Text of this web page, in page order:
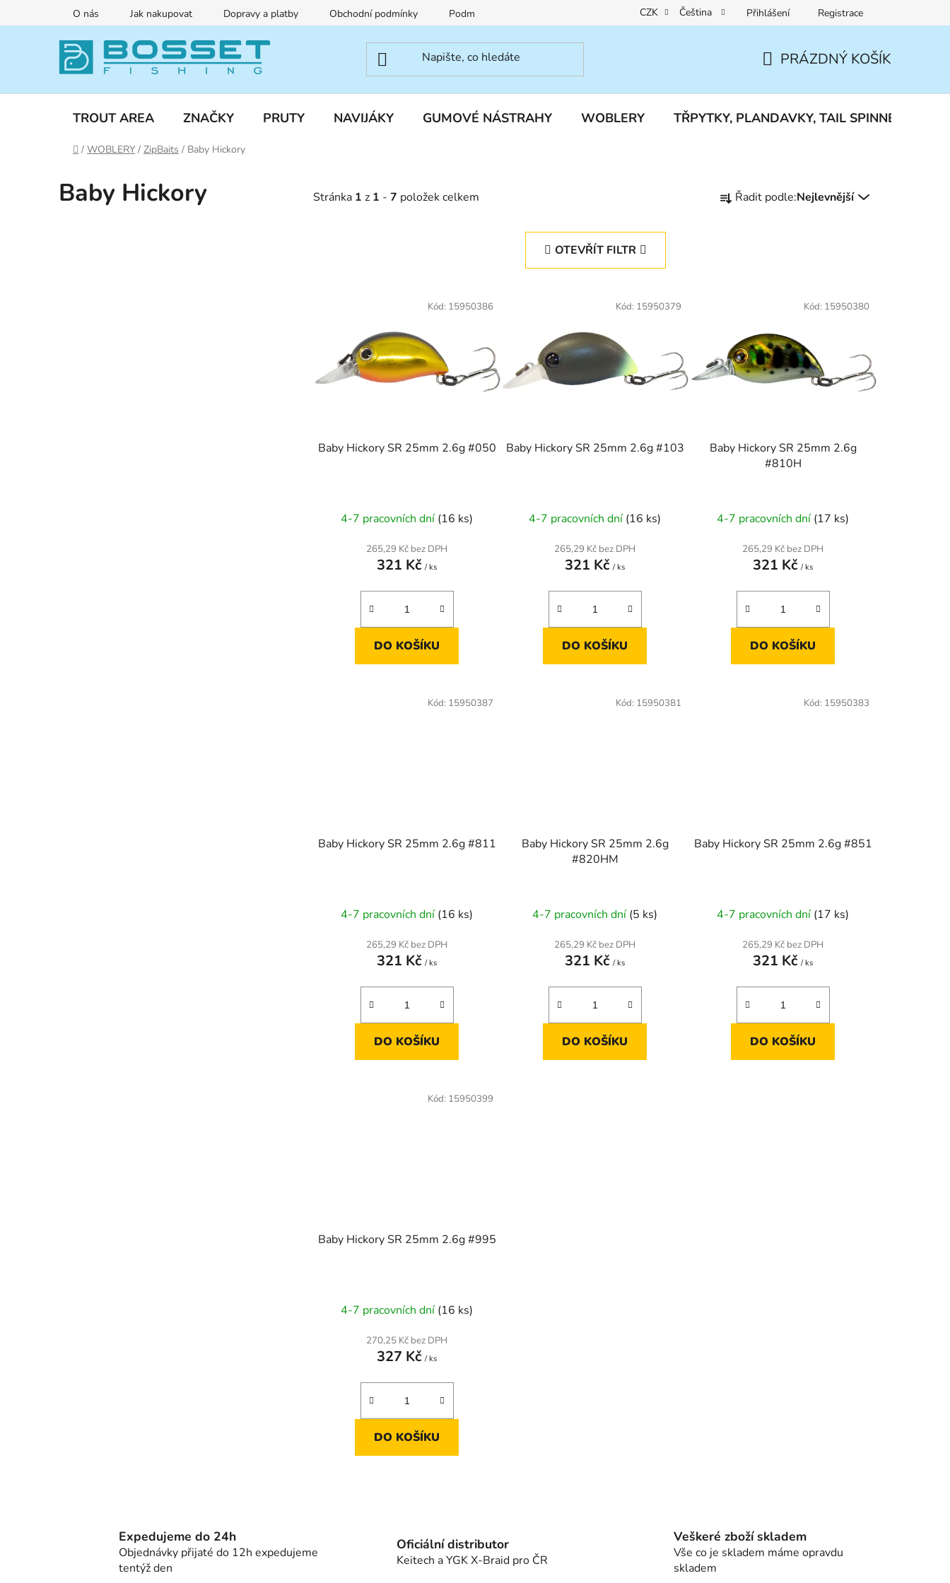
na
O nás Jak nakupovat Dopravy a platby Obchodní podmínky Podmínky ochrany osobních údajů Reklamace a vrácení zboží
CZK Čeština Přihlášení Registrace
KOŠÍK
PRÁZDNÝ KOŠÍK
TROUT AREA ZNAČKY PRUTY NAVIJÁKY GUMOVÉ NÁSTRAHY WOBLERY TŘPYTKY, PLANDAVKY, TAIL SPINNERY
Domů
/ WOBLERY / ZipBaits / Baby Hickory
Baby Hickory Stránka 1 z 1 - 7 položek celkem
a
d
u
Řadit podle:Nejlevnější
OTEVŘÍT FILTR
p
d
u
Baby Hickory SR 25mm 2.6g #050
4-7 pracovních dní (16 ks)
265,29 Kč bez DPH
321 Kč/ ks
DO KOŠÍKU
Kód: 15950386
Baby Hickory SR 25mm 2.6g #103
4-7 pracovních dní (16 ks)
265,29 Kč bez DPH
321 Kč/ ks
DO KOŠÍKU
Kód: 15950379
Baby Hickory SR 25mm 2.6g
#810H
4-7 pracovních dní (17 ks)
265,29 Kč bez DPH
321 Kč/ ks
DO KOŠÍKU
Kód: 15950380
Baby Hickory SR 25mm 2.6g #811
4-7 pracovních dní (16 ks)
265,29 Kč bez DPH
321 Kč/ ks
DO KOŠÍKU
Kód: 15950387
Baby Hickory SR 25mm 2.6g
#820HM
4-7 pracovních dní (5 ks)
265,29 Kč bez DPH
321 Kč/ ks
DO KOŠÍKU
Kód: 15950381
Baby Hickory SR 25mm 2.6g #851
4-7 pracovních dní (17 ks)
265,29 Kč bez DPH
321 Kč/ ks
DO KOŠÍKU
Kód: 15950383
Baby Hickory SR 25mm 2.6g #995
4-7 pracovních dní (16 ks)
270,25 Kč bez DPH
327 Kč/ ks
DO KOŠÍKU
Kód: 15950399
Expedujeme do 24h
Objednávky přijaté do 12h expedujeme
tentýž den
Oficiální distributor
Keitech a YGK X-Braid pro ČR
Veškeré zboží skladem
Vše co je skladem máme opravdu
skladem